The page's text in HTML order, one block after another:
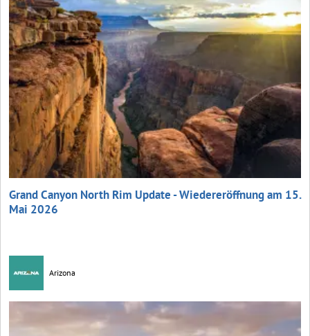
Grand Canyon North Rim Update - Wiedereröffnung am 15.
Mai 2026
Arizona